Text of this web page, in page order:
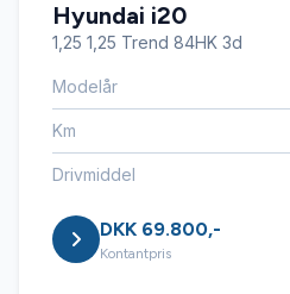
Fartpilot
Fjernbetjent centrallås
Fuldautomatisk
Højdejusterbart
Hyundai i20
1,25 1,25 Trend 84HK 3d
Modelår
Km
Drivmiddel
DKK 69.800,-
Kontantpris